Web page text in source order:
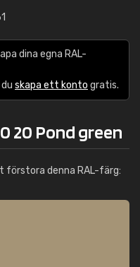
dina egna RAL-
skapa ett konto gratis.
20 Pond green
förstora denna RAL-färg: